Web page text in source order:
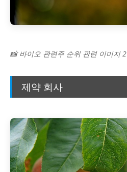
📸 바이오 관련주 순위 관련 이미지 2
제약 회사